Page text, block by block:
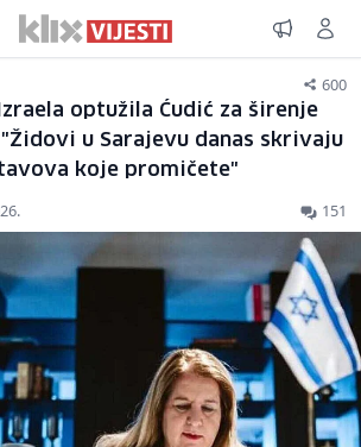
600
optužila Ćudić za širenje
u Sarajevu danas skrivaju
koje promičete"
151